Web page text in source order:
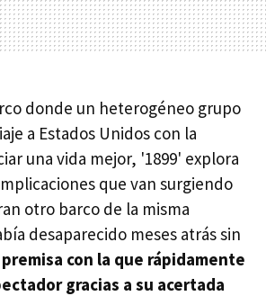
donde un heterogéneo grupo
a Estados Unidos con la
una vida mejor, '1899' explora
que van surgiendo
otro barco de la misma
desaparecido meses atrás sin
premisa con la que rápidamente
gracias a su acertada